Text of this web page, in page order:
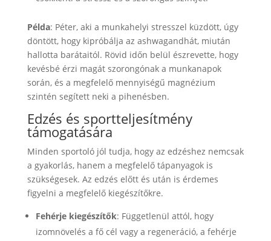
Példa: Péter, aki a munkahelyi stresszel küzdött, úgy
döntött, hogy kipróbálja az ashwagandhát, miután
hallotta barátaitól. Rövid időn belül észrevette, hogy
kevésbé érzi magát szorongónak a munkanapok
során, és a megfelelő mennyiségű magnézium
szintén segített neki a pihenésben.
Edzés és sportteljesítmény
támogatására
Minden sportoló jól tudja, hogy az edzéshez nemcsak
a gyakorlás, hanem a megfelelő tápanyagok is
szükségesek. Az edzés előtt és után is érdemes
figyelni a megfelelő kiegészítőkre.
Fehérje kiegészítők: Függetlenül attól, hogy
izomnövelés a fő cél vagy a regeneráció, a fehérje